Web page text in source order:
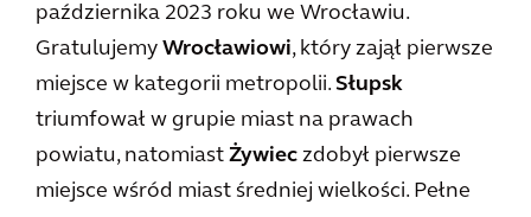
października 2023 roku we Wrocławiu.
Gratulujemy Wrocławiowi, który zajął pierwsze
miejsce w kategorii metropolii. Słupsk
triumfował w grupie miast na prawach
powiatu, natomiast Żywiec zdobył pierwsze
miejsce wśród miast średniej wielkości. Pełne